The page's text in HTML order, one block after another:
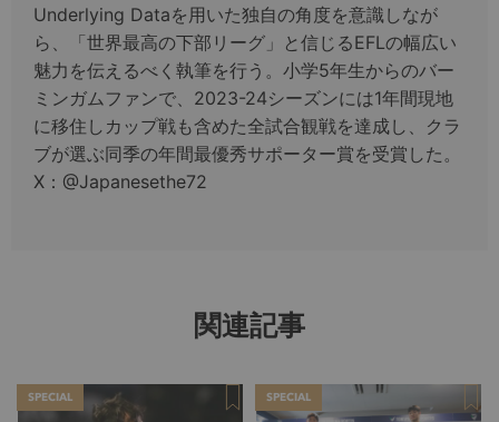
Underlying Dataを用いた独自の角度を意識しなが
ら、「世界最高の下部リーグ」と信じるEFLの幅広い
魅力を伝えるべく執筆を行う。小学5年生からのバー
ミンガムファンで、2023-24シーズンには1年間現地
に移住しカップ戦も含めた全試合観戦を達成し、クラ
ブが選ぶ同季の年間最優秀サポーター賞を受賞した。
X：@Japanesethe72
関連記事
SPECIAL SPECIAL